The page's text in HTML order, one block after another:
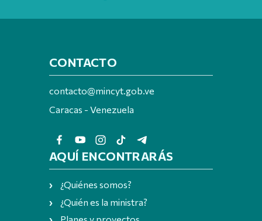
CONTACTO
contacto@mincyt.gob.ve
Caracas - Venezuela
AQUÍ ENCONTRARÁS
¿Quiénes somos?
¿Quién es la ministra?